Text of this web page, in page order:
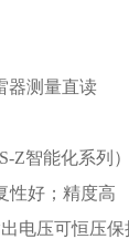
器测量直读
Z智能化系列）
性好；精度高
电压可恒压保